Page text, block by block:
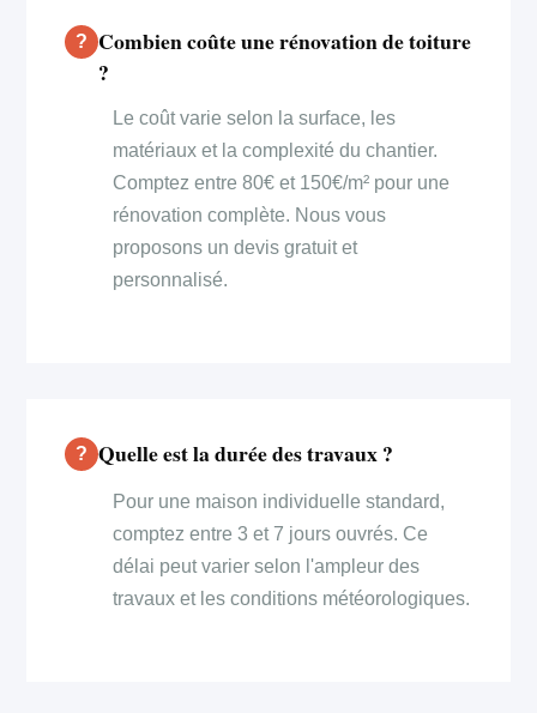
Combien coûte une rénovation de toiture
?
Le coût varie selon la surface, les
matériaux et la complexité du chantier.
Comptez entre 80€ et 150€/m² pour une
rénovation complète. Nous vous
proposons un devis gratuit et
personnalisé.
Quelle est la durée des travaux ?
Pour une maison individuelle standard,
comptez entre 3 et 7 jours ouvrés. Ce
délai peut varier selon l'ampleur des
travaux et les conditions météorologiques.